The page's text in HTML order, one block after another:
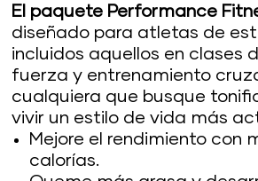
El paquete Performance
diseñado para atletas de
incluidos aquellos en clases
fuerza y entrenamiento
cualquiera que busque
vivir un estilo de vida más
Mejore el rendimiento con
calorías.